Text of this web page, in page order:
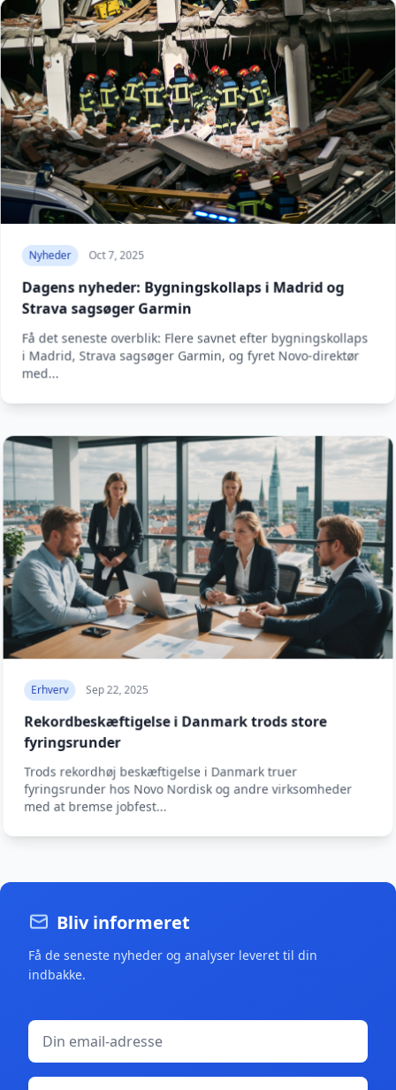
Nyheder Oct 7, 2025
Dagens nyheder: Bygningskollaps i Madrid og
Strava sagsøger Garmin
Få det seneste overblik: Flere savnet efter bygningskollaps
i Madrid, Strava sagsøger Garmin, og fyret Novo-direktør
med...
Erhverv Sep 22, 2025
Rekordbeskæftigelse i Danmark trods store
fyringsrunder
Trods rekordhøj beskæftigelse i Danmark truer
fyringsrunder hos Novo Nordisk og andre virksomheder
med at bremse jobfest...
Bliv informeret
Få de seneste nyheder og analyser leveret til din
indbakke.